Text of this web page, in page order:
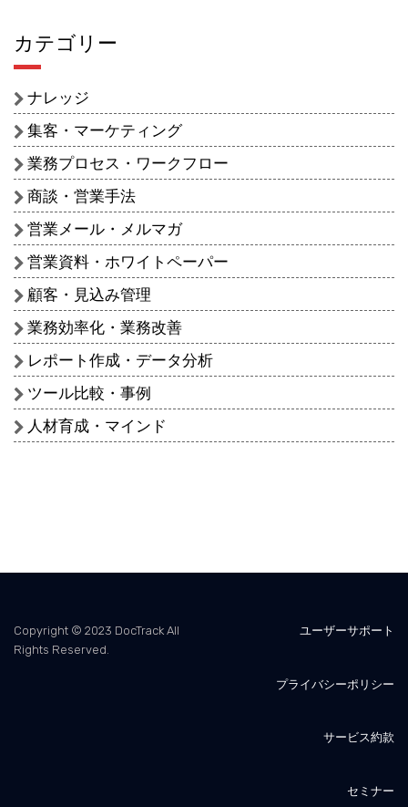
カテゴリー
ナレッジ
集客・マーケティング
業務プロセス・ワークフロー
商談・営業手法
営業メール・メルマガ
営業資料・ホワイトペーパー
顧客・見込み管理
業務効率化・業務改善
レポート作成・データ分析
ツール比較・事例
人材育成・マインド
Copyright © 2023 DocTrack All
Rights Reserved.
ユーザーサポート
プライバシーポリシー
サービス約款
セミナー